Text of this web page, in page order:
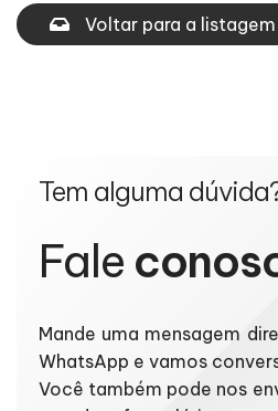
Voltar para a
Tem alguma
Fale
Mande uma mensagem
WhatsApp e vamos
Você também pode nos